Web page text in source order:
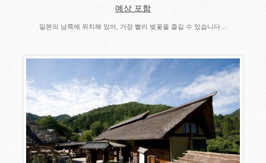
예상 포함
일본의 남쪽에 위치해 있어, 가장 빨리 벚꽃을 즐길 수 있습니다…